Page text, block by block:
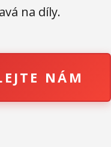
na díly.
NÁM